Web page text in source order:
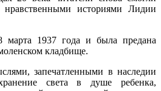
нравственными историями Лидии
марта 1937 года и была предана
кладбище.
запечатленными в наследии
света в душе ребенка,